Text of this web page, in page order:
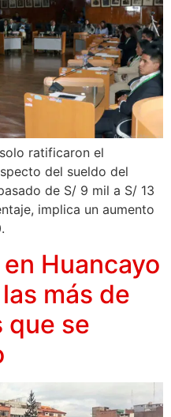
ratificaron el
del sueldo del
de S/ 9 mil a S/ 13
implica un aumento
Huancayo
más de
que se